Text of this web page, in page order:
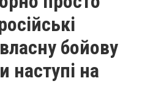
бойову
наступі на